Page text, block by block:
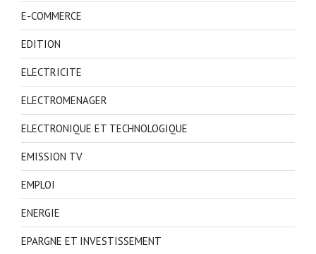
E-COMMERCE
EDITION
ELECTRICITE
ELECTROMENAGER
ELECTRONIQUE ET TECHNOLOGIQUE
EMISSION TV
EMPLOI
ENERGIE
EPARGNE ET INVESTISSEMENT